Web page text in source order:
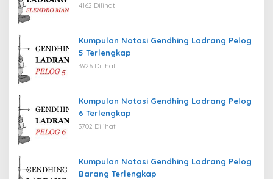
4162 Dilihat
Kumpulan Notasi Gendhing Ladrang Pelog
5 Terlengkap
3926 Dilihat
Kumpulan Notasi Gendhing Ladrang Pelog
6 Terlengkap
3702 Dilihat
Kumpulan Notasi Gendhing Ladrang Pelog
Barang Terlengkap